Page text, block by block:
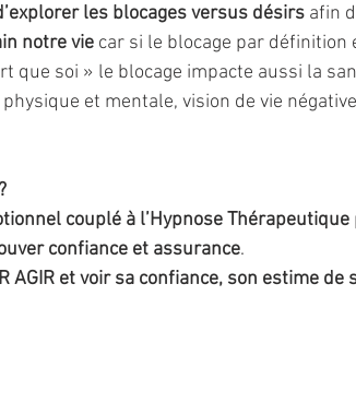
les blocages versus désirs afin
notre vie car si le blocage par définition
que soi » le blocage impacte aussi la
physique et mentale, vision de vie
?
couplé à l’Hypnose Thérapeutique
confiance et assurance.
AGIR et voir sa confiance, son estime